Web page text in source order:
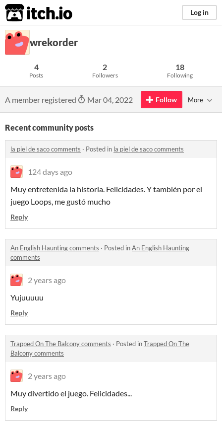
itch.io Log in
wrekorder
4
Posts
2
Followers
18
Following
A member registered Mar 04, 2022 Follow More
Recent community posts
la piel de saco comments · Posted in la piel de saco comments
124 days ago
Muy entretenida la historia. Felicidades. Y también por el
juego Loops, me gustó mucho
Reply
An English Haunting comments · Posted inAn English Haunting
comments
2 years ago
Yujuuuuu
Reply
Trapped On The Balcony comments · Posted inTrapped On The
Balcony comments
2 years ago
Muy divertido el juego. Felicidades...
Reply